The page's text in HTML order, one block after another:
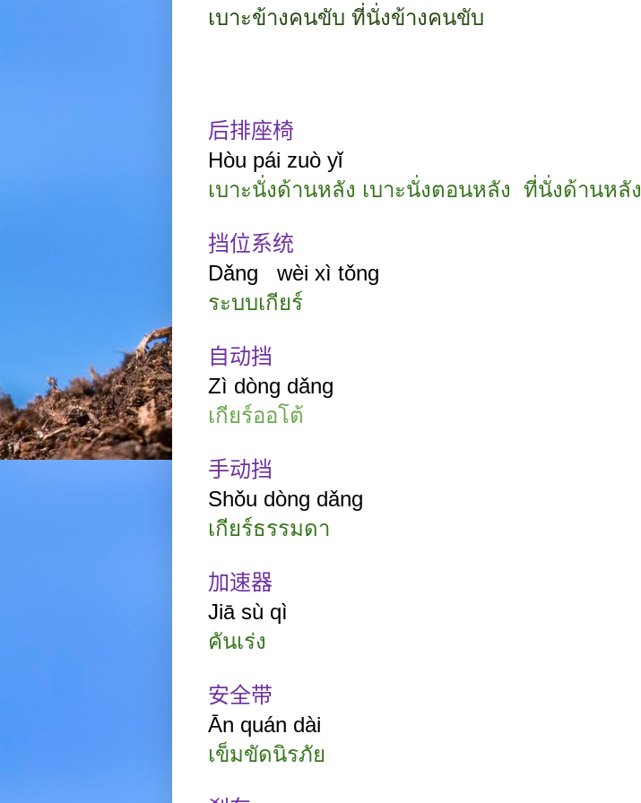
เบาะข้างคนขับ ที่นั่งข้างคนขับ
后排座椅
Hòu pái zuò yǐ
เบาะนั่งด้านหลัง เบาะนั่งตอนหลัง ที่นั่งด้านหลัง
挡位系统
Dǎng wèi xì tǒng
ระบบเกียร์
自动挡
Zì dòng dǎng
เกียร์ออโต้
手动挡
Shǒu dòng dǎng
เกียร์ธรรมดา
加速器
Jiā sù qì
คันเร่ง
安全带
Ān quán dài
เข็มขัดนิรภัย